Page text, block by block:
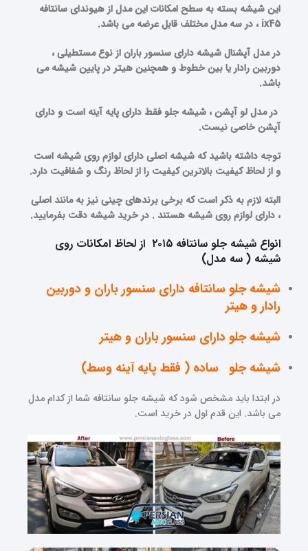
این شیشه بسته به سطح امکانات این مدل از هیوندای سانتافه
ix45 ، در سه مدل مختلف قابل عرضه می باشد.
در مدل آپشنال شیشه دارای سنسور باران از نوع مستطیلی ،
دوربین رادار یا بین خطوط و همچنین هیتر در پایین شیشه می
باشد.
در مدل لو آپشن ، شیشه جلو فقط دارای پایه آینه است و دارای
آپشن خاصی نیست.
توجه داشته باشید که شیشه اصلی دارای لوازم روی شیشه است
و از لحاظ کیفیت بالاترین کیفیت را از لحاظ رنگ و شفافیت دارد.
البته لازم به ذکر است که برخی برندهای چینی نیز به مانند اصلی
، دارای لوازم روی شیشه هستند . در خرید شیشه دقت بفرمایید.
انواع شیشه جلو سانتافه ۲۰۱۵ از لحاظ امکانات روی
شیشه ( سه مدل)
شیشه جلو سانتافه دارای سنسور باران و دوربین
رادار و هیتر
شیشه جلو دارای سنسور باران و هیتر
شیشه جلو ساده ( فقط پایه آینه وسط)
در ابتدا باید مشخص شود که شیشه جلو سانتافه شما از کدام مدل
می باشد. این قدم اول در خرید است.